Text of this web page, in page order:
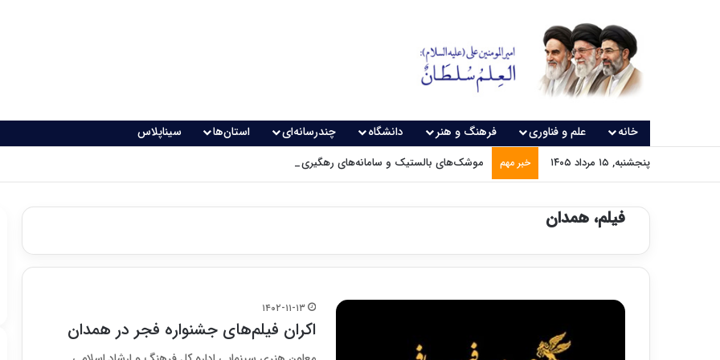
خانه علم و فناوری فرهنگ و هنر دانشگاه چندرسانه‌ای استان‌ها سیناپلاس
پنجشنبه, ۱۵ مرداد ۱۴۰۵ خبر مهم موشک‌های بالستیک و سامانه‌های رهگیری پدافندی چگونه کار می کنند؟
فیلم، همدان
۱۴۰۲-۱۱-۱۳
اکران فیلم‌های جشنواره فجر در همدان